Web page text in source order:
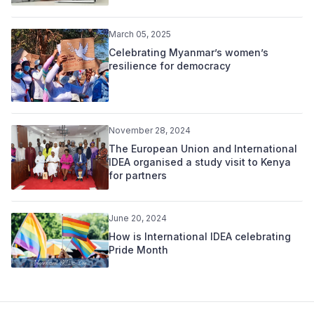
March 05, 2025
Celebrating Myanmar’s women’s
resilience for democracy
November 28, 2024
The European Union and International
IDEA organised a study visit to Kenya
for partners
June 20, 2024
How is International IDEA celebrating
Pride Month